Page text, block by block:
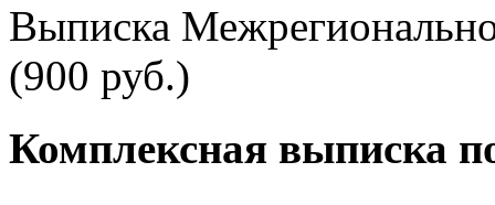
Выписка
(900 руб.)
Комплексная выписка